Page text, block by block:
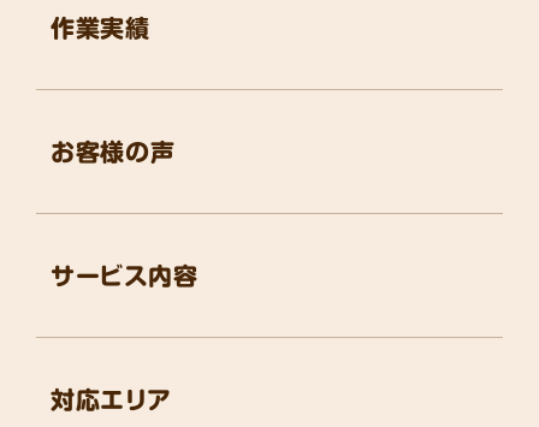
作業実績
お客様の声
サービス内容
対応エリア